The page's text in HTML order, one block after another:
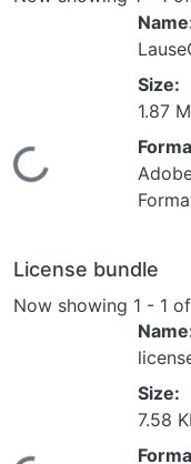
Loading...
Size:
1.87
License bundle
Now showing 1 - 1
Size:
7.58